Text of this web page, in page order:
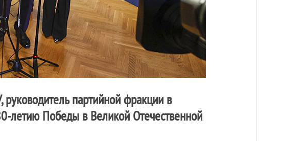
, руководитель партийной фракции в
летию Победы в Великой Отечественной